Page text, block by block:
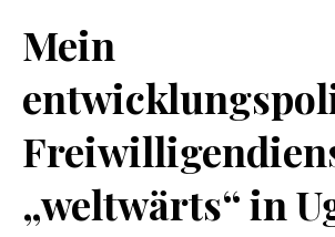
Mein
„weltwärts“ in